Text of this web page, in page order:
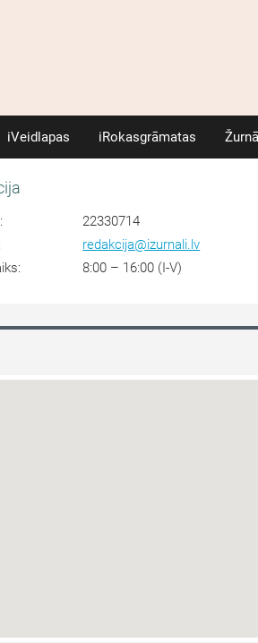
iVeidlapas iRokasgrāmatas
22330714
redakcija@izurnali.lv
8:00 – 16:00 (I-V)